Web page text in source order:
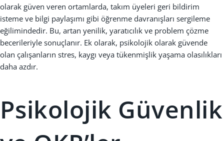
olarak güven veren ortamlarda, takım üyeleri geri bildirim
isteme ve bilgi paylaşımı gibi öğrenme davranışları sergileme
eğilimindedir. Bu, artan yenilik, yaratıcılık ve problem çözme
becerileriyle sonuçlanır. Ek olarak, psikolojik olarak güvende
olan çalışanların stres, kaygı veya tükenmişlik yaşama olasılıkları
daha azdır.
Psikolojik Güvenlik